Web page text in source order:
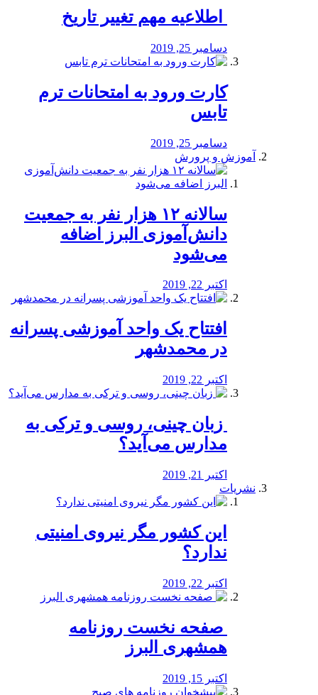
️ اطلاعیه مهم تغییر تاریخ
دسامبر 25, 2019
کارت ورود به امتحانات ترم
تابس
دسامبر 25, 2019
آموزش و پرورش
️سالانه ۱۲ هزار نفر به جمعیت
دانش‌آموزی البرز اضافه
می‌شود
اکتبر 22, 2019
افتتاح یک واحد آموزشی پسرانه
در محمدشهر
اکتبر 22, 2019
️ زبان چینی، روسی و ترکی به
مدارس می‌آید؟
اکتبر 21, 2019
نشریات
این کشور مگر نیروی امنیتی
ندارد؟
اکتبر 22, 2019
️ صفحه نخست روزنامه‌
همشهری البرز
اکتبر 15, 2019